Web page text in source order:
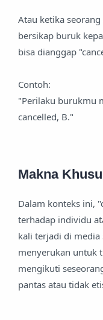
Atau ketika
bersikap buruk
bisa dianggap
Contoh:
"Perilaku burukmu
cancelled, B."
Makna
Dalam konteks ini,
terhadap individu
kali terjadi di
menyerukan untuk
mengikuti
pantas atau tidak